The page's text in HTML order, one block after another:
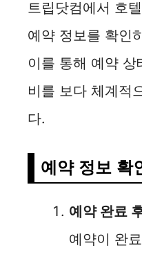
트립닷컴에서 호
예약 정보를 확인
이를 통해 예약
비를 보다 체계적
다.
예약 정보 확
예약 완료
예약이 완